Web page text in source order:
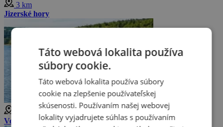
3 km
Jizerské hory
Vodná nádrž Josefův Důl
Táto webová lokalita používa
súbory cookie.
Táto webová lokalita používa súbory
cookie na zlepšenie používateľskej
skúsenosti. Používaním našej webovej
lokality vyjadrujete súhlas s používaním